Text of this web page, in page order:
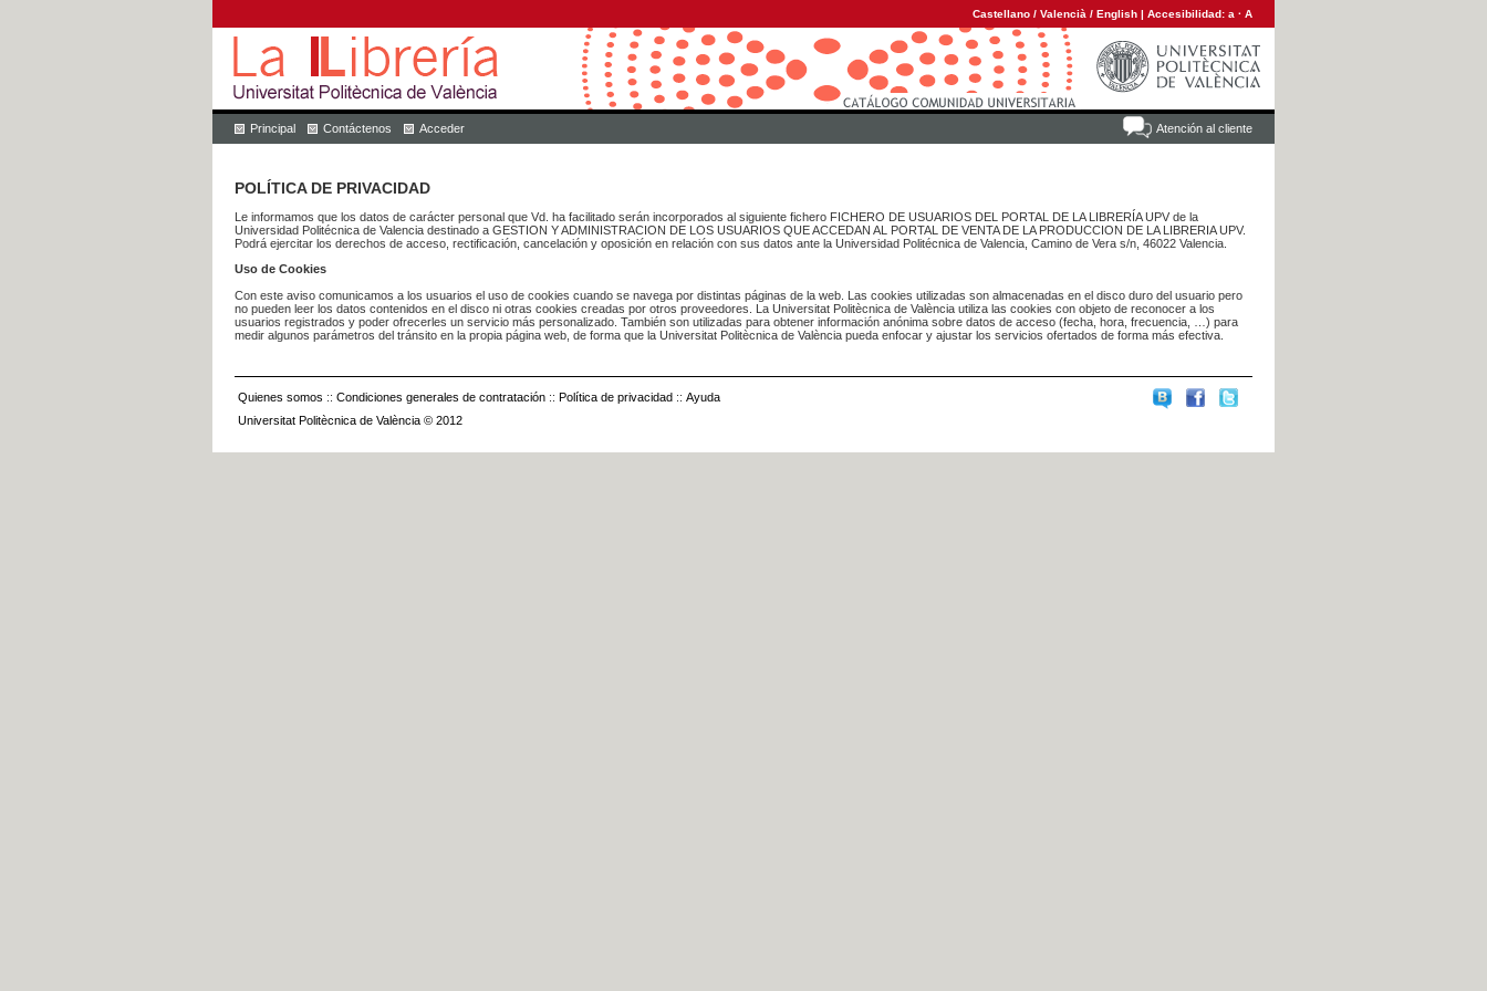
Castellano / Valencià / English | Accesibilidad: a · A
Atención al cliente
Principal Contáctenos Acceder
POLÍTICA DE PRIVACIDAD
Le informamos que los datos de carácter personal que Vd. ha facilitado serán incorporados al siguiente fichero FICHERO DE USUARIOS DEL PORTAL DE LA LIBRERÍA UPV de la
Universidad Politécnica de Valencia destinado a GESTION Y ADMINISTRACION DE LOS USUARIOS QUE ACCEDAN AL PORTAL DE VENTA DE LA PRODUCCION DE LA LIBRERIA UPV.
Podrá ejercitar los derechos de acceso, rectificación, cancelación y oposición en relación con sus datos ante la Universidad Politécnica de Valencia, Camino de Vera s/n, 46022 Valencia.
Uso de Cookies
Con este aviso comunicamos a los usuarios el uso de cookies cuando se navega por distintas páginas de la web. Las cookies utilizadas son almacenadas en el disco duro del usuario pero
no pueden leer los datos contenidos en el disco ni otras cookies creadas por otros proveedores. La Universitat Politècnica de València utiliza las cookies con objeto de reconocer a los
usuarios registrados y poder ofrecerles un servicio más personalizado. También son utilizadas para obtener información anónima sobre datos de acceso (fecha, hora, frecuencia, …) para
medir algunos parámetros del tránsito en la propia página web, de forma que la Universitat Politècnica de València pueda enfocar y ajustar los servicios ofertados de forma más efectiva.
Quienes somos :: Condiciones generales de contratación :: Política de privacidad :: Ayuda
Universitat Politècnica de València © 2012